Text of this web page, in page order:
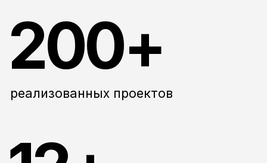
эффективные решения. Учиться и
развиваться для нас — это не просто
задача, а важная часть профессионального
роста.